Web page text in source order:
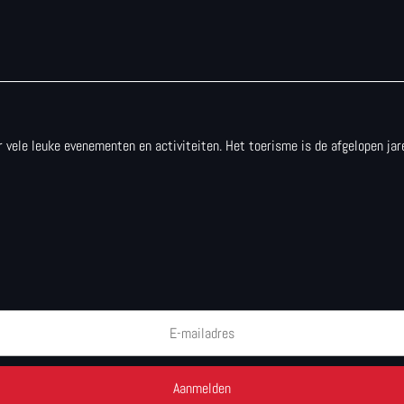
leuke evenementen en activiteiten. Het toerisme is de afgelopen